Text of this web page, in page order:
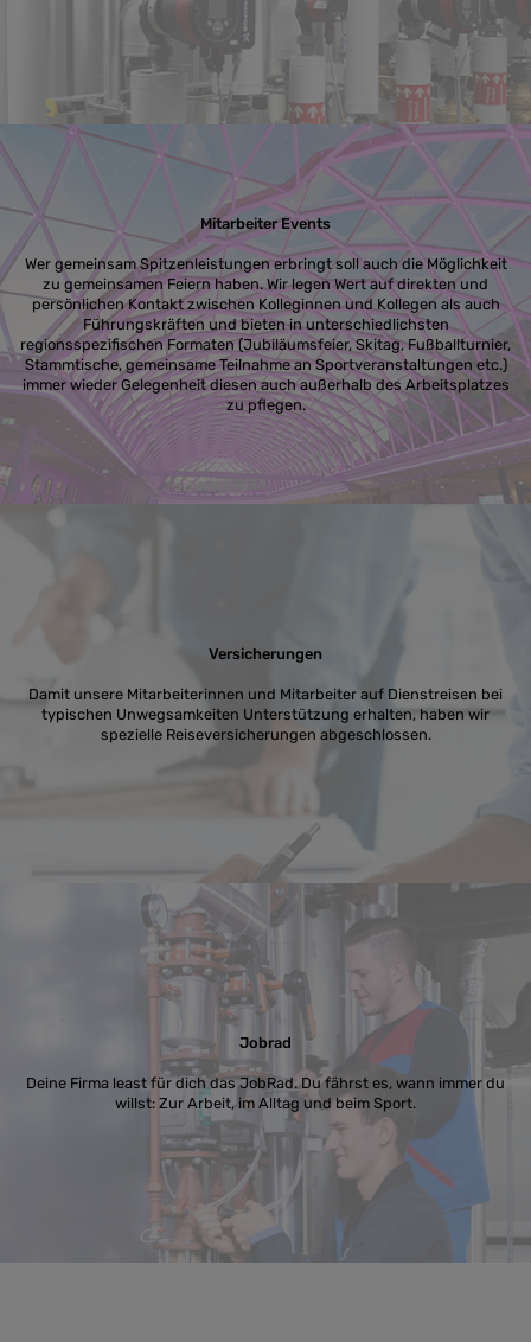
Mitarbeiter Events
Wer gemeinsam Spitzenleistungen erbringt soll auch die Möglichkeit
zu gemeinsamen Feiern haben. Wir legen Wert auf direkten und
persönlichen Kontakt zwischen Kolleginnen und Kollegen als auch
Führungskräften und bieten in unterschiedlichsten
regionsspezifischen Formaten (Jubiläumsfeier, Skitag, Fußballturnier,
Stammtische, gemeinsame Teilnahme an Sportveranstaltungen etc.)
immer wieder Gelegenheit diesen auch außerhalb des Arbeitsplatzes
zu pflegen.
Versicherungen
Damit unsere Mitarbeiterinnen und Mitarbeiter auf Dienstreisen bei
typischen Unwegsamkeiten Unterstützung erhalten, haben wir
spezielle Reiseversicherungen abgeschlossen.
Jobrad
Deine Firma least für dich das JobRad. Du fährst es, wann immer du
willst: Zur Arbeit, im Alltag und beim Sport.